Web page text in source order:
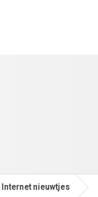
Internet nieuwtjes